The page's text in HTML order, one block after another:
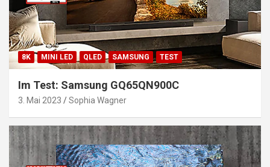
8K MINI LED QLED SAMSUNG TEST
Im Test: Samsung GQ65QN900C
3. Mai 2023 Sophia Wagner